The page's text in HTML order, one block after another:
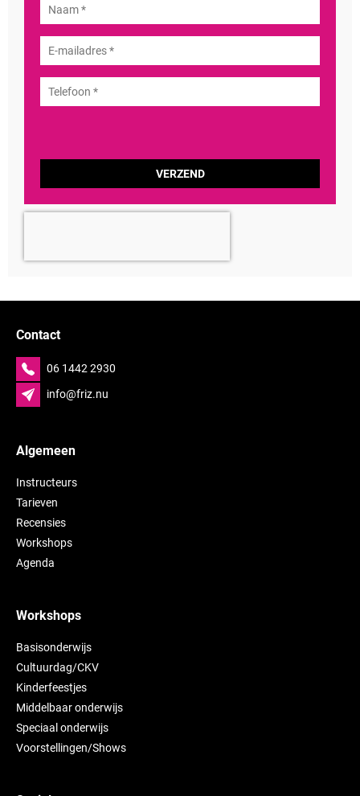
Contact
06 1442 2930
info@friz.nu
Algemeen
Instructeurs
Tarieven
Recensies
Workshops
Agenda
Workshops
Basisonderwijs
Cultuurdag/CKV
Kinderfeestjes
Middelbaar onderwijs
Speciaal onderwijs
Voorstellingen/Shows